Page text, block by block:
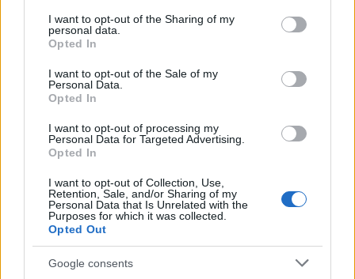
not limited to your visit or usage behaviour. You may click to
grant or deny consent to Google and its third-party tags to
use your data for below specified purposes in below Google
consent section.
I want to opt-out of the Sharing of my
personal data.
Opted In
I want to opt-out of the Sale of my
Personal Data.
Opted In
I want to opt-out of processing my
Personal Data for Targeted Advertising.
Opted In
I want to opt-out of Collection, Use,
Retention, Sale, and/or Sharing of my
Personal Data that Is Unrelated with the
Purposes for which it was collected.
Opted Out
Google consents